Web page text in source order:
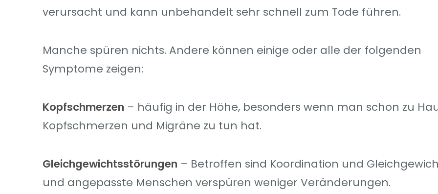
verursacht und kann unbehandelt sehr schnell zum Tode führen.
Manche spüren nichts. Andere können einige oder alle der folgenden
Symptome zeigen:
Kopfschmerzen – häufig in der Höhe, besonders wenn man schon zu
Kopfschmerzen und Migräne zu tun hat.
Gleichgewichtsstörungen – Betroffen sind Koordination und
und angepasste Menschen verspüren weniger Veränderungen.